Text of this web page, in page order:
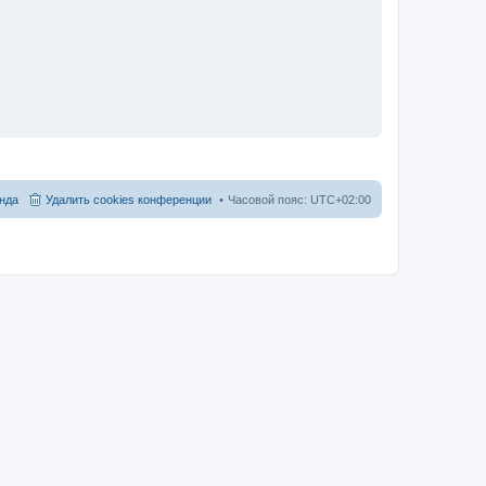
Часовой пояс: UTC+02:00
Удалить cookies конференции